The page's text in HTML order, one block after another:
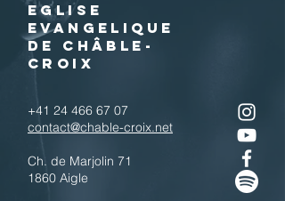
EGLISE
EVANGELIQUE
DE CHÂBLE-
CROIX
+41 24 466 67 07
contact@chable-croix.net
Ch. de Marjolin 71
1860 Aigle